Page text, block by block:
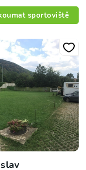
sportoviště